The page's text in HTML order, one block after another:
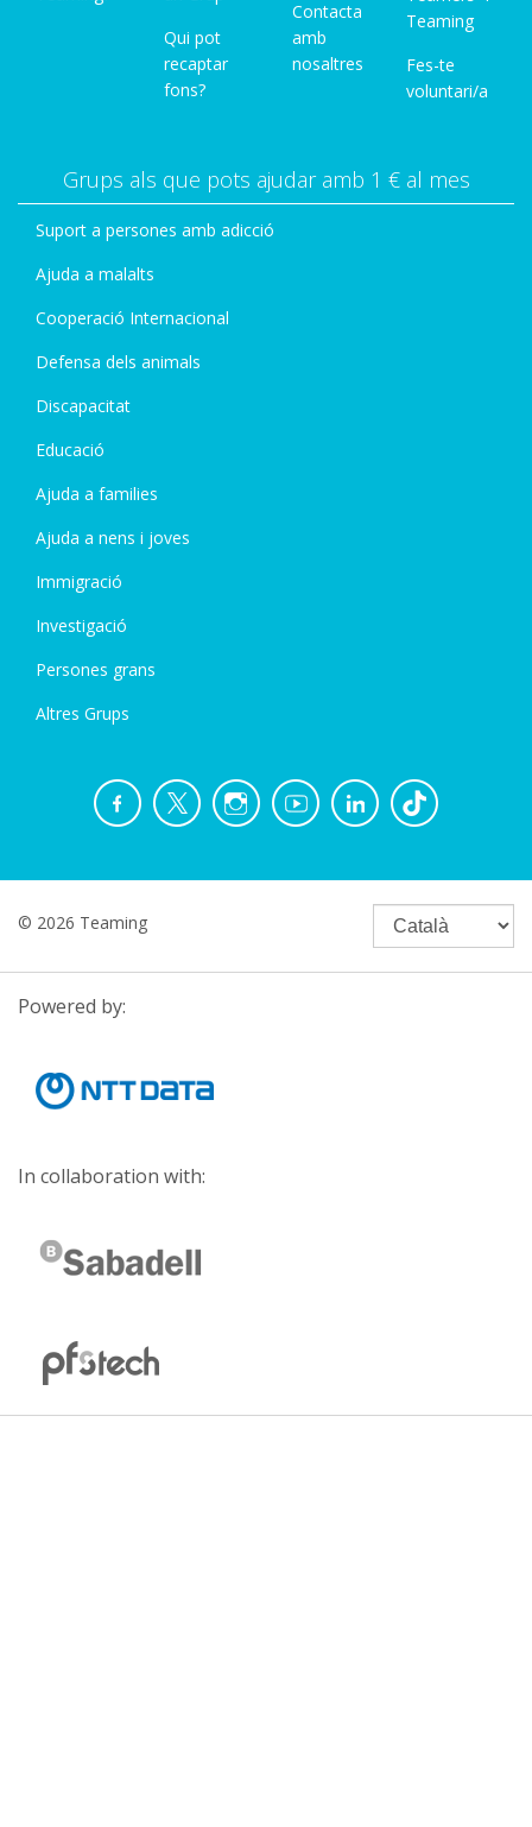
Qui pot
recaptar
fons?
Contacta
amb
nosaltres
Teaming
Fes-te
voluntari/a
Grups als que pots ajudar amb 1 € al mes
Suport a persones amb adicció
Ajuda a malalts
Cooperació Internacional
Defensa dels animals
Discapacitat
Educació
Ajuda a families
Ajuda a nens i joves
Immigració
Investigació
Persones grans
Altres Grups
© 2026 Teaming
Powered by:
In collaboration with: